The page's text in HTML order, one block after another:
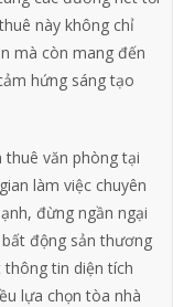
này không chỉ
mà còn mang đến
hứng sáng tạo
thuê văn phòng tại
làm việc chuyên
đừng ngần ngại
động sản thương
tin diện tích
lựa chọn tòa nhà